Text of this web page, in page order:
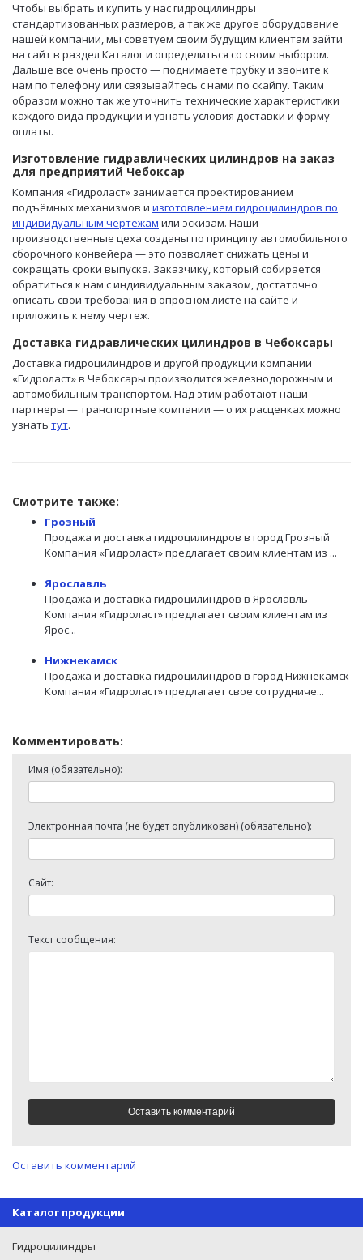
Чтобы выбрать и купить у нас гидроцилиндры
стандартизованных размеров, а так же другое оборудование
нашей компании, мы советуем своим будущим клиентам зайти
на сайт в раздел Каталог и определиться со своим выбором.
Дальше все очень просто — поднимаете трубку и звоните к
нам по телефону или связывайтесь с нами по скайпу. Таким
образом можно так же уточнить технические характеристики
каждого вида продукции и узнать условия доставки и форму
оплаты.
Изготовление гидравлических цилиндров на заказ
для предприятий Чебоксар
Компания «Гидроласт» занимается проектированием
подъёмных механизмов и изготовлением гидроцилиндров по
индивидуальным чертежам или эскизам. Наши
производственные цеха созданы по принципу автомобильного
сборочного конвейера — это позволяет снижать цены и
сокращать сроки выпуска. Заказчику, который собирается
обратиться к нам с индивидуальным заказом, достаточно
описать свои требования в опросном листе на сайте и
приложить к нему чертеж.
Доставка гидравлических цилиндров в Чебоксары
Доставка гидроцилиндров и другой продукции компании
«Гидроласт» в Чебоксары производится железнодорожным и
автомобильным транспортом. Над этим работают наши
партнеры — транспортные компании — о их расценках можно
узнать тут.
Смотрите также:
Грозный
Продажа и доставка гидроцилиндров в город Грозный
Компания «Гидроласт» предлагает своим клиентам из ...
Ярославль
Продажа и доставка гидроцилиндров в Ярославль
Компания «Гидроласт» предлагает своим клиентам из
Ярос...
Нижнекамск
Продажа и доставка гидроцилиндров в город Нижнекамск
Компания «Гидроласт» предлагает свое сотрудниче...
Комментировать:
Имя (обязательно):
Электронная почта (не будет опубликован) (обязательно):
Сайт:
Текст сообщения:
Оставить комментарий
Каталог продукции
Гидроцилиндры